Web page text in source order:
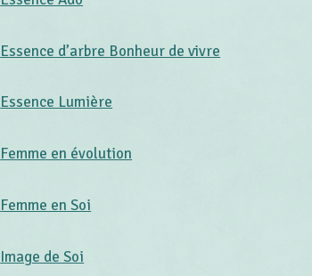
Essence d’arbre Bonheur de vivre
Essence Lumière
Femme en évolution
Femme en Soi
Image de Soi